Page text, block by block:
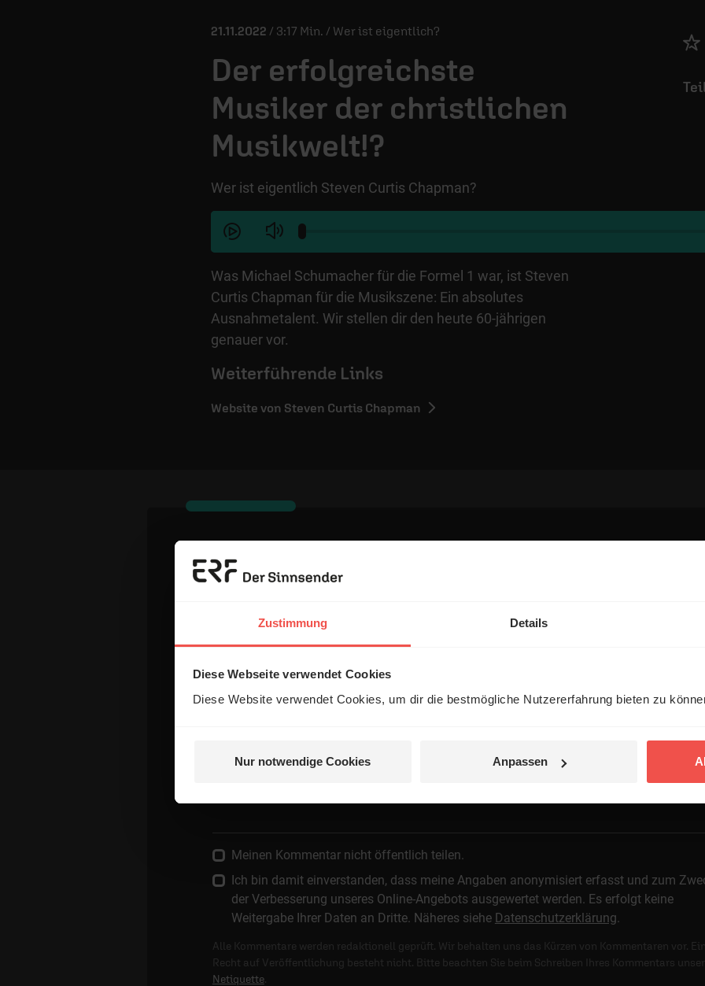
Zustimmung Details
Diese Webseite verwendet Cookies
Diese Website verwendet Cookies, um dir die bestmögliche Nutzererfahrung bieten zu
Nur notwendige Cookies Anpassen
21.11.2022 / 3:17 Min. / Wer ist eigentlich?
Der erfolgreichste
Musiker der christlichen
Musikwelt!?
Wer ist eigentlich Steven Curtis Chapman?
Was Michael Schumacher für die Formel 1 war, ist Steven
Curtis Chapman für die Musikszene: Ein absolutes
Ausnahmetalent. Wir stellen dir den heute 60-jährigen
genauer vor.
Weiterführende Links
Website von Steven Curtis Chapman
Dein Kommentar
Meinen Kommentar nicht öffentlich teilen.
Ich bin damit einverstanden, dass meine Angaben anonymisiert erfasst und zum
der Verbesserung unseres Online-Angebots ausgewertet werden. Es erfolgt keine
Weitergabe Ihrer Daten an Dritte. Näheres siehe Datenschutzerklärung.
Alle Kommentare werden redaktionell geprüft. Wir behalten uns das Kürzen von Kommentaren vor. Ein
Recht auf Veröffentlichung besteht nicht. Bitte beachten Sie beim Schreiben Ihres Kommentars
Netiquette.